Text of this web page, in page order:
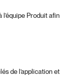
Produit afin
de l’application et